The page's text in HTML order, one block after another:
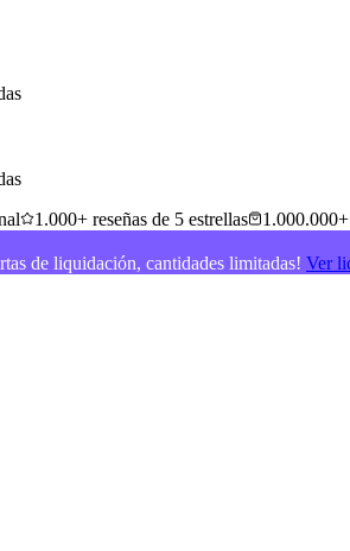
1.000+ reseñas de 5 estrellas
de liquidación, cantidades limitadas! Ver